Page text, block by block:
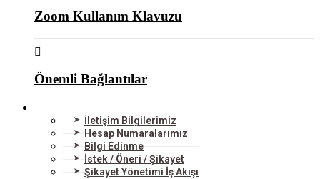
Zoom Kullanım Klavuzu
Önemli Bağlantılar
İletişim Bilgilerimiz
Hesap Numaralarımız
Bilgi Edinme
İstek / Öneri / Şikayet
Şikayet Yönetimi İş Akışı